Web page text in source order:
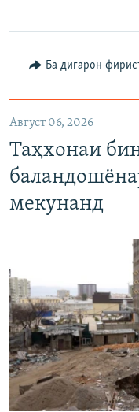
Ба дигарон
Август 06, 2026
Таҳхонаи
мекунанд